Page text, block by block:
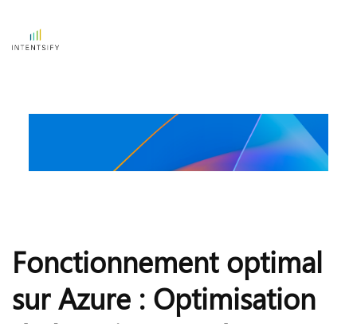
Fonctionnement optimal
sur Azure : Optimisation